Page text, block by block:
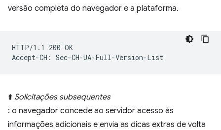
versão completa do navegador e a plataforma.
HTTP/1.1 200 OK
⬆️ Solicitações subsequentes
: o navegador concede ao servidor acesso às
informações adicionais e envia as dicas extras de volta